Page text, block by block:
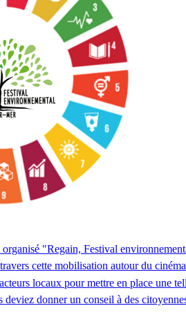
"Regain, Festival
cette mobilisation autour du
locaux pour mettre en place une
deviez donner un conseil à des